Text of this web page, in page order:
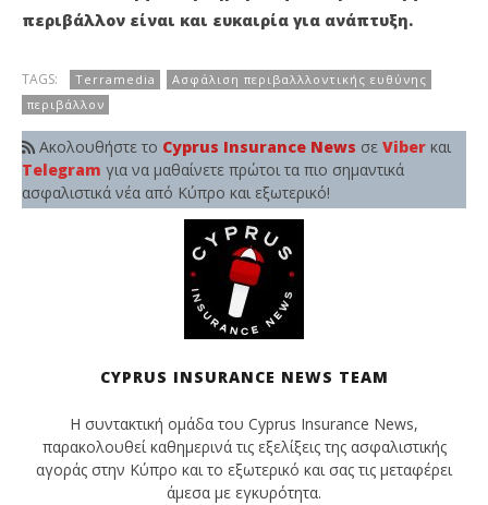
περιβάλλον είναι και ευκαιρία για ανάπτυξη.
TAGS: Terramedia
Ασφάλιση περιβαλλλοντικής ευθύνης
περιβάλλον
Ακολουθήστε το Cyprus Insurance News σε Viber και
Telegram για να μαθαίνετε πρώτοι τα πιο σημαντικά
ασφαλιστικά νέα από Κύπρο και εξωτερικό!
CYPRUS INSURANCE NEWS TEAM
Η συντακτική ομάδα του Cyprus Insurance News,
παρακολουθεί καθημερινά τις εξελίξεις της ασφαλιστικής
αγοράς στην Κύπρο και το εξωτερικό και σας τις μεταφέρει
άμεσα με εγκυρότητα.